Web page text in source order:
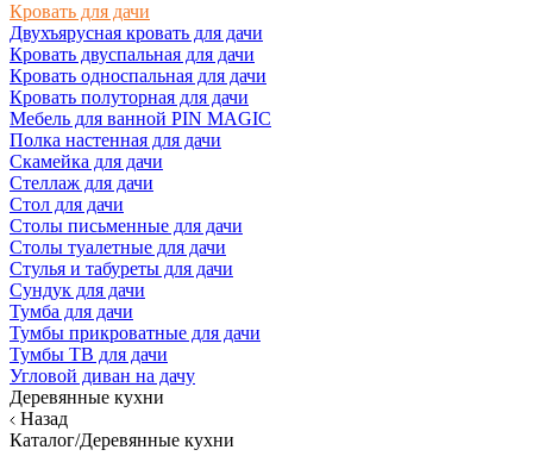
Кровать для дачи
Двухъярусная кровать для дачи
Кровать двуспальная для дачи
Кровать односпальная для дачи
Кровать полуторная для дачи
Мебель для ванной PIN MAGIC
Полка настенная для дачи
Скамейка для дачи
Стеллаж для дачи
Стол для дачи
Столы письменные для дачи
Столы туалетные для дачи
Стулья и табуреты для дачи
Сундук для дачи
Тумба для дачи
Тумбы прикроватные для дачи
Тумбы ТВ для дачи
Угловой диван на дачу
Деревянные кухни
Назад
Каталог/Деревянные кухни